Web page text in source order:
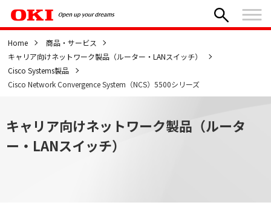
Home
商品・サービス
キャリア向けネットワーク製品（ルーター・LANスイッチ）
Cisco Systems製品
Cisco Network Convergence System（NCS）5500シリーズ
キャリア向けネットワーク製品（ルータ
ー・LANスイッチ）